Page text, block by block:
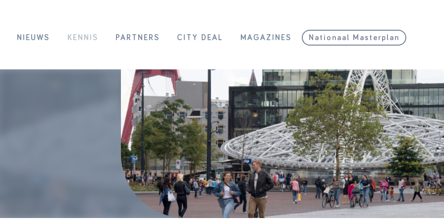
NIEUWS KENNIS PARTNERS CITY DEAL MAGAZINES Nationaal Masterplan